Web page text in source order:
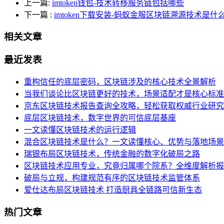
上一篇: imtoken钱包-技术转移服务链包括哪些
下一篇 : imtoken下载安装-蚂蚁金服区块链溯源技术是什
相关文章
最近发表
重构信任的底层密码，区块链涉及的核心技术全景解析
当我们谈论比区块链更好的技术，场景适配才是核心标准
京东区块链技术报告查询全攻略，轻松获取权威行业研
底层区块链技术，数字世界的可信底层基座
一文读懂区块链技术的运行逻辑
混合区块链技术是什么？一文读懂核心、优势与落地场景
瑞银布局区块链技术，传统金融的数字化破局之路
区块链技术应用专业，究竟归属哪个院系？全维度解析
破局与立规，构建规范有序的区块链技术监管体系
爱仕达布局区块链技术 打造厨具全链路可信新生态
热门文章